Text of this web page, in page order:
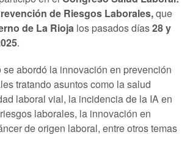
de Riesgos Laborales,que
de La Rioja los pasados días28 y
.
se abordó la innovación en prevención
tratando asuntos como la salud
laboral vial, la incidencia de la IA en
laborales, la innovación en
de origen laboral, entre otros temas